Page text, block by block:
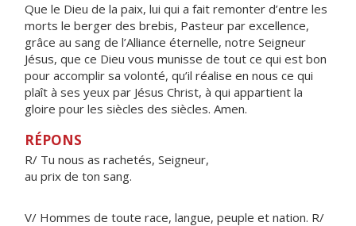
Que le Dieu de la paix, lui qui a fait remonter d’entre les
morts le berger des brebis, Pasteur par excellence,
grâce au sang de l’Alliance éternelle, notre Seigneur
Jésus, que ce Dieu vous munisse de tout ce qui est bon
pour accomplir sa volonté, qu’il réalise en nous ce qui
plaît à ses yeux par Jésus Christ, à qui appartient la
gloire pour les siècles des siècles. Amen.
RÉPONS
R/ Tu nous as rachetés, Seigneur,
au prix de ton sang.
V/ Hommes de toute race, langue, peuple et nation. R/